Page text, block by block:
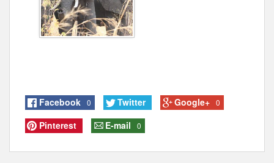
Facebook 0 Twitter Google+ 0
Pinterest E-mail 0